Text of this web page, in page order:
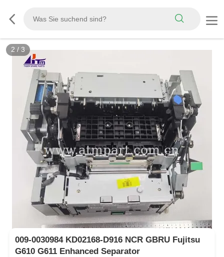
2 / 3
009-0030984 KD02168-D916 NCR GBRU Fujitsu
G610 G611 Enhanced Separator